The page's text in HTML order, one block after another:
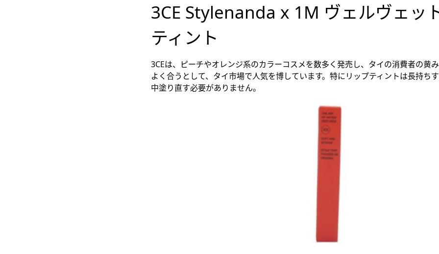
3CE Stylenanda x 1M ヴェルヴェッ
ティント
3CEは、ピーチやオレンジ系のカラーコスメを数多く発売し、タイの消費者の黄
よく合うとして、タイ市場で人気を博しています。特にリップティントは長持ち
中塗り直す必要がありません。